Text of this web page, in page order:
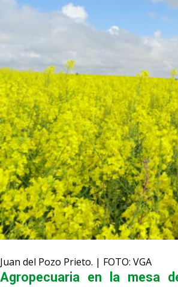
Juan del Pozo Prieto. | FOTO: VGA
Agropecuaria en la mesa